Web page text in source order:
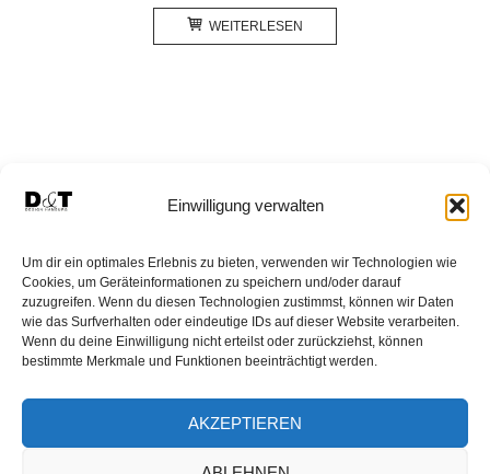
Einwilligung verwalten
Um dir ein optimales Erlebnis zu bieten, verwenden wir Technologien wie
Cookies, um Geräteinformationen zu speichern und/oder darauf
zuzugreifen. Wenn du diesen Technologien zustimmst, können wir Daten
wie das Surfverhalten oder eindeutige IDs auf dieser Website verarbeiten.
Wenn du deine Einwilligung nicht erteilst oder zurückziehst, können
bestimmte Merkmale und Funktionen beeinträchtigt werden.
AKZEPTIEREN
WEITERLESEN
MEIN KONTO PFLEGEHINWEISE AGB
WIDERRUF VERBRAUCHER
DATENSCHUTZERKLÄRUNG
HÄNDLER WERDEN
IMPRESSUM